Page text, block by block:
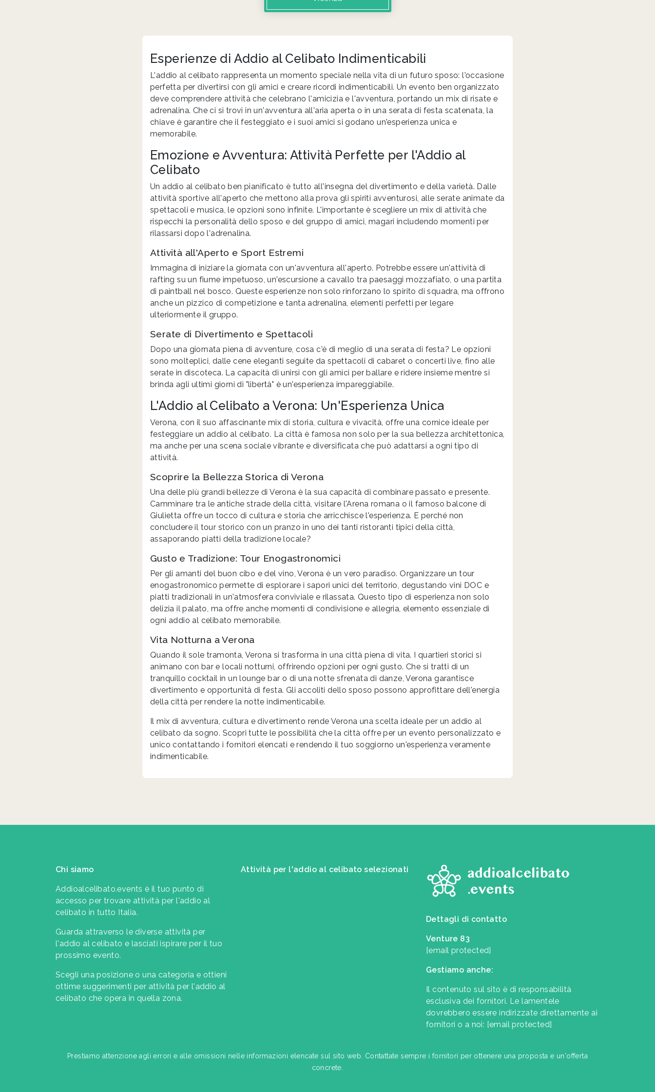
Esperienze di Addio al Celibato Indimenticabili
L'addio al celibato rappresenta un momento speciale nella vita di un futuro sposo: l'occasione
perfetta per divertirsi con gli amici e creare ricordi indimenticabili. Un evento ben organizzato
deve comprendere attività che celebrano l'amicizia e l'avventura, portando un mix di risate e
adrenalina. Che ci si trovi in un'avventura all'aria aperta o in una serata di festa scatenata, la
chiave è garantire che il festeggiato e i suoi amici si godano un'esperienza unica e
memorabile.
Emozione e Avventura: Attività Perfette per l'Addio al
Celibato
Un addio al celibato ben pianificato è tutto all'insegna del divertimento e della varietà. Dalle
attività sportive all'aperto che mettono alla prova gli spiriti avventurosi, alle serate animate da
spettacoli e musica, le opzioni sono infinite. L'importante è scegliere un mix di attività che
rispecchi la personalità dello sposo e del gruppo di amici, magari includendo momenti per
rilassarsi dopo l'adrenalina.
Attività all'Aperto e Sport Estremi
Immagina di iniziare la giornata con un'avventura all'aperto. Potrebbe essere un'attività di
rafting su un fiume impetuoso, un'escursione a cavallo tra paesaggi mozzafiato, o una partita
di paintball nel bosco. Queste esperienze non solo rinforzano lo spirito di squadra, ma offrono
anche un pizzico di competizione e tanta adrenalina, elementi perfetti per legare
ulteriormente il gruppo.
Serate di Divertimento e Spettacoli
Dopo una giornata piena di avventure, cosa c'è di meglio di una serata di festa? Le opzioni
sono molteplici, dalle cene eleganti seguite da spettacoli di cabaret o concerti live, fino alle
serate in discoteca. La capacità di unirsi con gli amici per ballare e ridere insieme mentre si
brinda agli ultimi giorni di "libertà" è un'esperienza impareggiabile.
L'Addio al Celibato a Verona: Un'Esperienza Unica
Verona, con il suo affascinante mix di storia, cultura e vivacità, offre una cornice ideale per
festeggiare un addio al celibato. La città è famosa non solo per la sua bellezza architettonica,
ma anche per una scena sociale vibrante e diversificata che può adattarsi a ogni tipo di
attività.
Scoprire la Bellezza Storica di Verona
Una delle più grandi bellezze di Verona è la sua capacità di combinare passato e presente.
Camminare tra le antiche strade della città, visitare l'Arena romana o il famoso balcone di
Giulietta offre un tocco di cultura e storia che arricchisce l'esperienza. E perché non
concludere il tour storico con un pranzo in uno dei tanti ristoranti tipici della città,
assaporando piatti della tradizione locale?
Gusto e Tradizione: Tour Enogastronomici
Per gli amanti del buon cibo e del vino, Verona è un vero paradiso. Organizzare un tour
enogastronomico permette di esplorare i sapori unici del territorio, degustando vini DOC e
piatti tradizionali in un'atmosfera conviviale e rilassata. Questo tipo di esperienza non solo
delizia il palato, ma offre anche momenti di condivisione e allegria, elemento essenziale di
ogni addio al celibato memorabile.
Vita Notturna a Verona
Quando il sole tramonta, Verona si trasforma in una città piena di vita. I quartieri storici si
animano con bar e locali notturni, offrirendo opzioni per ogni gusto. Che si tratti di un
tranquillo cocktail in un lounge bar o di una notte sfrenata di danze, Verona garantisce
divertimento e opportunità di festa. Gli accoliti dello sposo possono approfittare dell'energia
della città per rendere la notte indimenticabile.
Il mix di avventura, cultura e divertimento rende Verona una scelta ideale per un addio al
celibato da sogno. Scopri tutte le possibilità che la città offre per un evento personalizzato e
unico contattando i fornitori elencati e rendendo il tuo soggiorno un'esperienza veramente
indimenticabile.
Chi siamo
Addioalcelibato.events è il tuo punto di
accesso per trovare attività per l'addio al
celibato in tutto Italia.
Guarda attraverso le diverse attività per
l'addio al celibato e lasciati ispirare per il tuo
prossimo evento.
Scegli una posizione o una categoria e ottieni
ottime suggerimenti per attività per l'addio al
celibato che opera in quella zona.
Attività per l'addio al celibato selezionati
Dettagli di contatto
Venture 83
[email protected]
Gestiamo anche:
Il contenuto sul sito è di responsabilità
esclusiva dei fornitori. Le lamentele
dovrebbero essere indirizzate direttamente ai
fornitori o a noi: [email protected]
Prestiamo attenzione agli errori e alle omissioni nelle informazioni elencate sul sito web. Contattate sempre i fornitori per ottenere una proposta e un'offerta
concrete.